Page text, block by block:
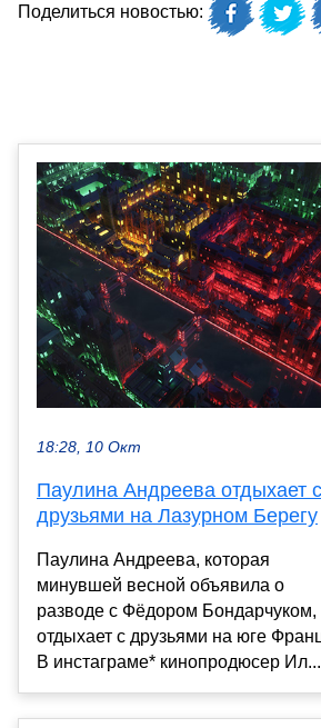
Поделиться новостью:
18:28, 10 Окт
Паулина Андреева отдыхает с
друзьями на Лазурном Берегу
Паулина Андреева, которая
минувшей весной объявила о
разводе с Фёдором Бондарчуком,
отдыхает с друзьями на юге
В инстаграме* кинопродюсер Ил...